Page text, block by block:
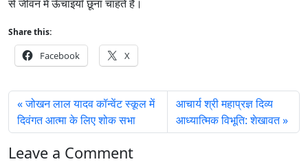
से जीवन में ऊँचाइयाँ छूना चाहते हैं।
Share this:
Facebook X
जोखन लाल यादव कॉन्वेंट स्कूल में
दिवंगत आत्मा के लिए शोक सभा
आचार्य श्री महाप्रज्ञ दिव्य
आध्यात्मिक विभूति: शेखावत
Leave a Comment